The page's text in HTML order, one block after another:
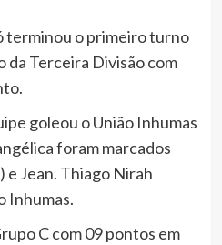
terminou o primeiro turno
da Terceira Divisão com
goleou o União Inhumas
foram marcados
e Jean. Thiago Nirah
Inhumas.
C com 09 pontos em